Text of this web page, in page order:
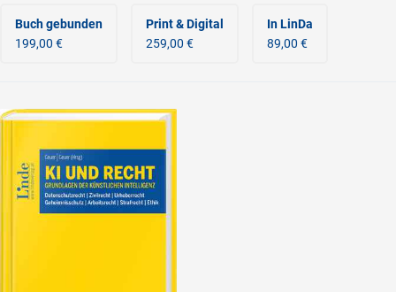
Buch gebunden
199,00 €
Print & Digital
259,00 €
In LinDa
89,00 €